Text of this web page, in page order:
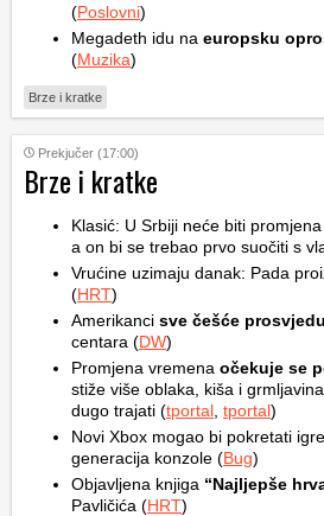
(Poslovni)
Megadeth idu na europsku
(Muzika)
Brze i kratke
Prekjučer (17:00)
Brze i kratke
Klasić: U Srbiji neće biti promjena
a on bi se trebao prvo suočiti s
Vrućine uzimaju danak: Pada
(HRT)
Amerikanci sve češće
centara (DW)
Promjena vremena očekuje se
stiže više oblaka, kiša i
dugo trajati (tportal tportal)
Novi Xbox mogao bi pokretati
generacija konzole (Bug)
Objavljena knjiga “Najljepše
Pavličića (HRT)